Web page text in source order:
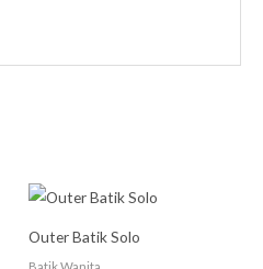
Outer Batik Solo
Batik Wanita